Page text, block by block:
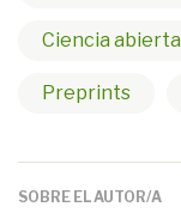
Ciencia abierta
Preprints
SOBRE EL AUTOR/A